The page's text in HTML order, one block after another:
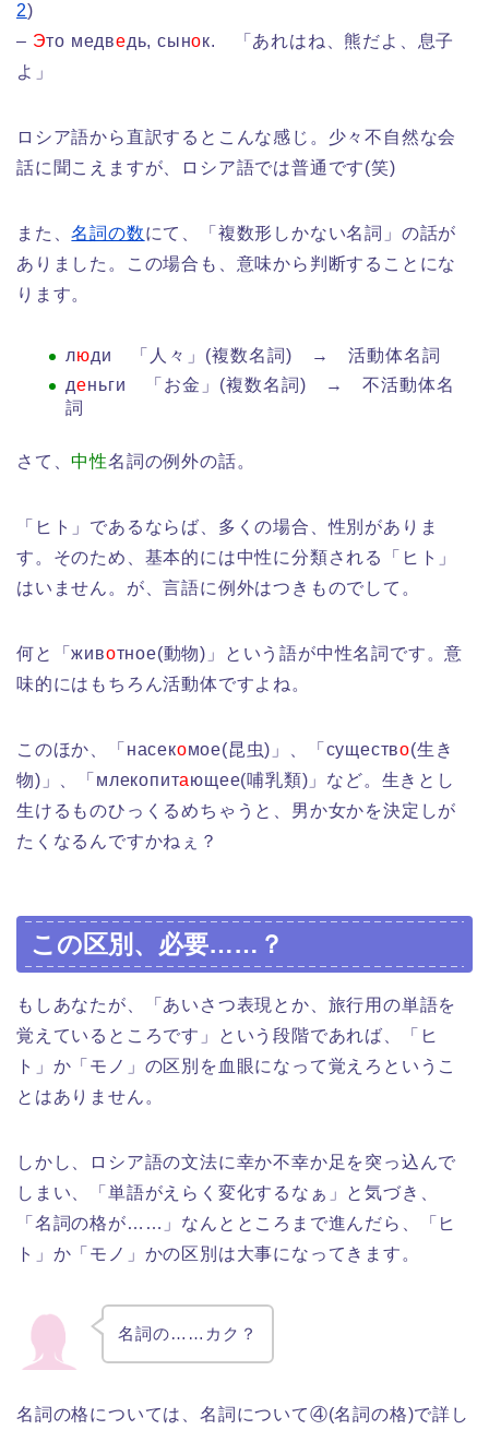
2)
– Это медведь, сынок. 「あれはね、熊だよ、息子
よ」
ロシア語から直訳するとこんな感じ。少々不自然な会
話に聞こえますが、ロシア語では普通です(笑)
また、名詞の数にて、「複数形しかない名詞」の話が
ありました。この場合も、意味から判断することにな
ります。
люди 「人々」(複数名詞) → 活動体名詞
деньги 「お金」(複数名詞) → 不活動体名
詞
さて、中性名詞の例外の話。
「ヒト」であるならば、多くの場合、性別がありま
す。そのため、基本的には中性に分類される「ヒト」
はいません。が、言語に例外はつきものでして。
何と「животное(動物)」という語が中性名詞です。意
味的にはもちろん活動体ですよね。
このほか、「насекомое(昆虫)」、「существо(生き
物)」、「млекопитающее(哺乳類)」など。生きとし
生けるものひっくるめちゃうと、男か女かを決定しが
たくなるんですかねぇ？
この区別、必要……？
もしあなたが、「あいさつ表現とか、旅行用の単語を
覚えているところです」という段階であれば、「ヒ
ト」か「モノ」の区別を血眼になって覚えろというこ
とはありません。
しかし、ロシア語の文法に幸か不幸か足を突っ込んで
しまい、「単語がえらく変化するなぁ」と気づき、
「名詞の格が……」なんとところまで進んだら、「ヒ
ト」か「モノ」かの区別は大事になってきます。
名詞の……カク？
名詞の格については、名詞について④(名詞の格)で詳し